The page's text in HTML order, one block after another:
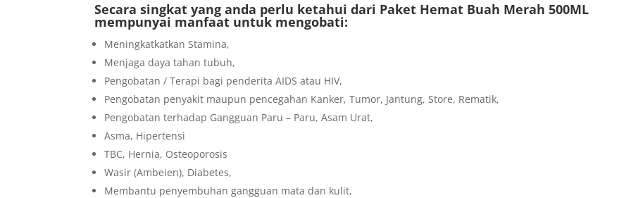
Secara singkat yang anda perlu ketahui dari Paket Hemat Buah Merah 500ML
mempunyai manfaat untuk mengobati:
Meningkatkatkan Stamina,
Menjaga daya tahan tubuh,
Pengobatan / Terapi bagi penderita AIDS atau HIV,
Pengobatan penyakit maupun pencegahan Kanker, Tumor, Jantung, Store, Rematik,
Pengobatan terhadap Gangguan Paru – Paru, Asam Urat,
Asma, Hipertensi
TBC, Hernia, Osteoporosis
Wasir (Ambeien), Diabetes,
Membantu penyembuhan gangguan mata dan kulit,